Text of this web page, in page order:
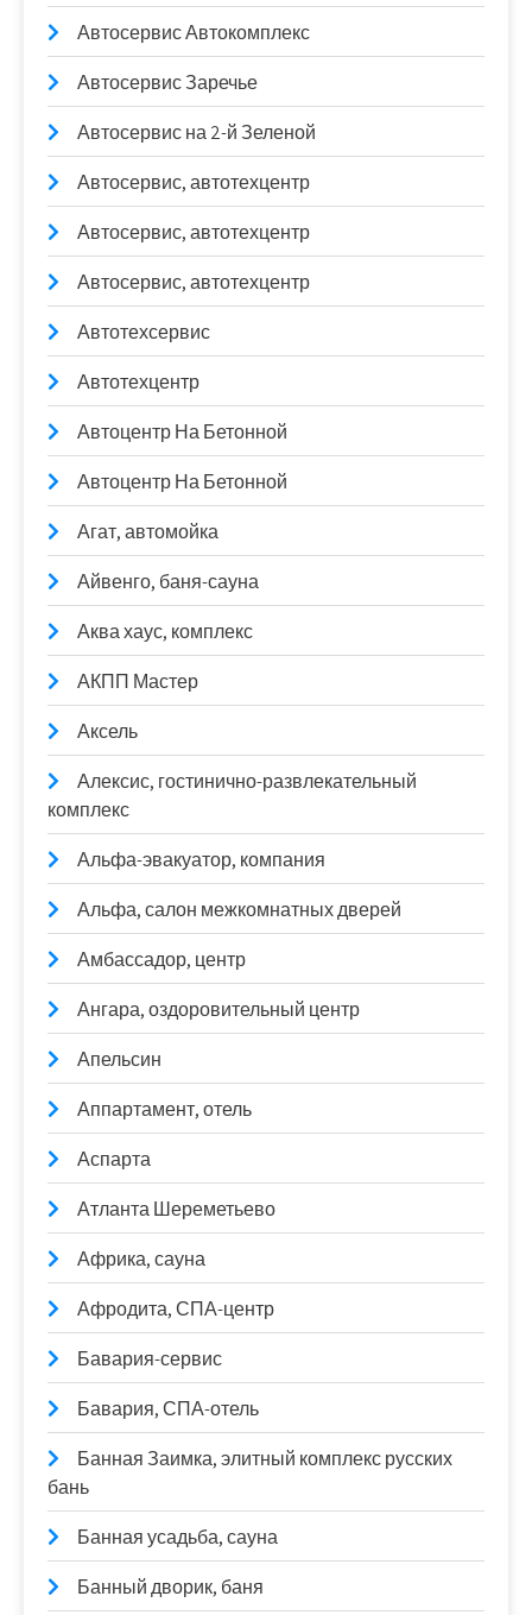
Автосервис Автокомплекс
Автосервис Заречье
Автосервис на 2-й Зеленой
Автосервис, автотехцентр
Автосервис, автотехцентр
Автосервис, автотехцентр
Автотехсервис
Автотехцентр
Автоцентр На Бетонной
Автоцентр На Бетонной
Агат, автомойка
Айвенго, баня-сауна
Аква хаус, комплекс
АКПП Мастер
Аксель
Алексис, гостинично-развлекательный
комплекс
Альфа-эвакуатор, компания
Альфа, салон межкомнатных дверей
Амбассадор, центр
Ангара, оздоровительный центр
Апельсин
Аппартамент, отель
Аспарта
Атланта Шереметьево
Африка, сауна
Афродита, СПА-центр
Бавария-сервис
Бавария, СПА-отель
Банная Заимка, элитный комплекс русских
бань
Банная усадьба, сауна
Банный дворик, баня